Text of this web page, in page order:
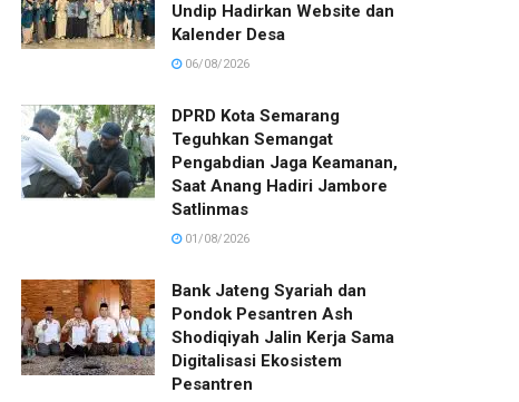
Undip Hadirkan Website dan
Kalender Desa
06/08/2026
DPRD Kota Semarang
Teguhkan Semangat
Pengabdian Jaga Keamanan,
Saat Anang Hadiri Jambore
Satlinmas
01/08/2026
Bank Jateng Syariah dan
Pondok Pesantren Ash
Shodiqiyah Jalin Kerja Sama
Digitalisasi Ekosistem
Pesantren